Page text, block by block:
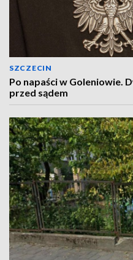
SZCZECIN
Po napaści w Goleniowie.
przed sądem